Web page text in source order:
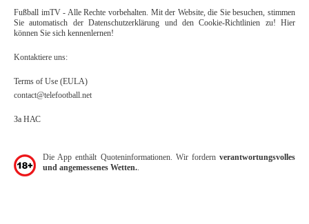
Fußball imTV - Alle Rechte vorbehalten. Mit der Website, die Sie besuchen, stimmen
Sie automatisch der Datenschutzerklärung und den Cookie-Richtlinien zu! Hier
können Sie sich kennenlernen!
Kontaktiere uns:
Terms of Use (EULA)
contact@telefootball.net
За НАС
Die App enthält Quoteninformationen. Wir fordern verantwortungsvolles
und angemessenes Wetten.